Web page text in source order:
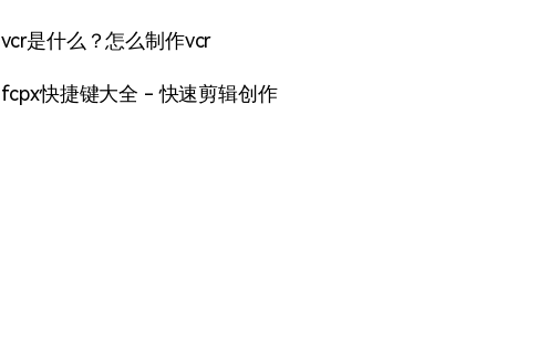
vcr是什么？怎么制作vcr
fcpx快捷键大全 - 快速剪辑创作